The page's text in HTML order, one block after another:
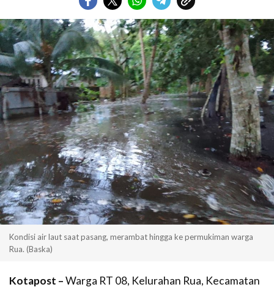
Kondisi air laut saat pasang, merambat hingga ke permukiman warga
Rua. (Baska)
Kotapost –Warga RT 08, Kelurahan Rua, Kecamatan